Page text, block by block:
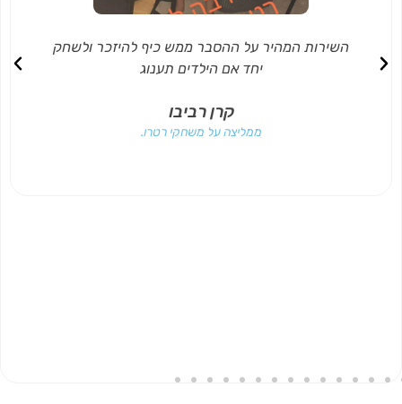
השירות המהיר על ההסבר ממש כיף להיזכר ולשחק
יחד אם הילדים תענוג
קרן רביבו
ממליצה על ‏משחקי רטרו‏.